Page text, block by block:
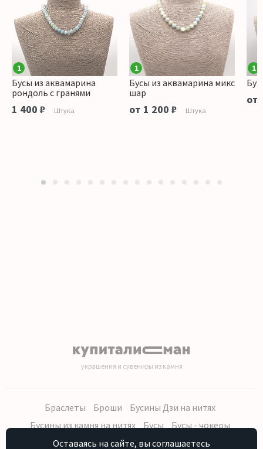
1
Бусы из аквамарина
рондоль с гранями
1 400 ₽ Штука
1
Бусы из аквамарина микс
шар
от 1 200 ₽ Штука
1
от
украшения и сувениры из камня
Браслеты Броши
Бусины Дзи на нитях
Бусины из камня на нитях
Бусы
Бусы - чокеры
Кольца, серьги
Кулоны Наборы (бусы, браслет, серьги)
Оставаясь на сайте, вы соглашаетесь